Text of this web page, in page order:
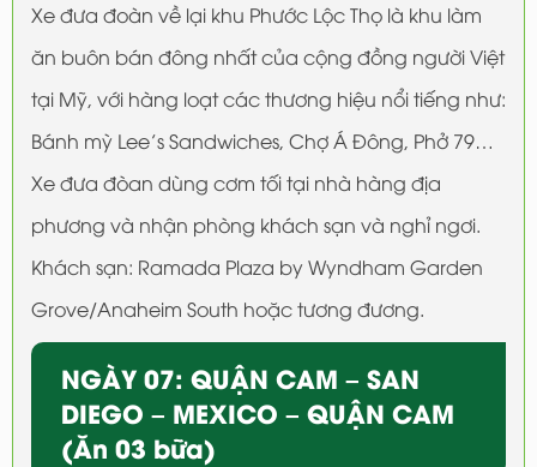
Xe đưa đoàn về lại khu Phước Lộc Thọ là khu làm
ăn buôn bán đông nhất của cộng đồng người Việt
tại Mỹ, với hàng loạt các thương hiệu nổi tiếng như:
Bánh mỳ Lee’s Sandwiches, Chợ Á Đông, Phở 79…
Xe đưa đòan dùng cơm tối tại nhà hàng địa
phương và nhận phòng khách sạn và nghỉ ngơi.
Khách sạn: Ramada Plaza by Wyndham Garden
Grove/Anaheim South hoặc tương đương.
NGÀY 07: QUẬN CAM – SAN
DIEGO – MEXICO – QUẬN CAM
(Ăn 03 bữa)